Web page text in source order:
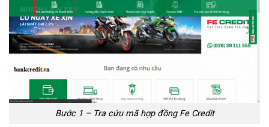
Bước 1 – Tra cứu mã hợp đồng Fe Credit